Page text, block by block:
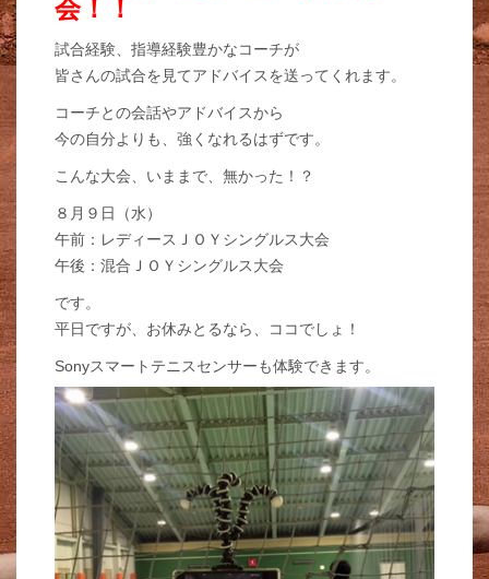
会！！
試合経験、指導経験豊かなコーチが
皆さんの試合を見てアドバイスを送ってくれます。
コーチとの会話やアドバイスから
今の自分よりも、強くなれるはずです。
こんな大会、いままで、無かった！？
８月９日（水）
午前：レディースＪＯＹシングルス大会
午後：混合ＪＯＹシングルス大会
です。
平日ですが、お休みとるなら、ココでしょ！
Sonyスマートテニスセンサーも体験できます。